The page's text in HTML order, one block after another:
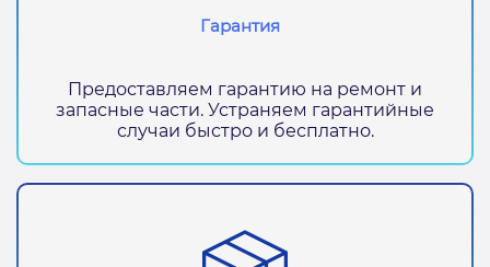
Гарантия
Предоставляем гарантию на ремонт и
запасные части. Устраняем гарантийные
случаи быстро и бесплатно.